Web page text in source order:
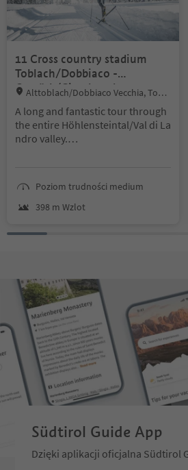
11 Cross country stadium
Toblach/Dobbiaco -
Gemärk/Cimabanche
Location:
Alttoblach/Dobbiaco Vecchia, Tobla
en
A long and fantastic tour through
the entire Höhlensteintal/Val di La
ndro valley.
m. Shortly before the pass, the pr
ovincial border runs between the
provinces of South Tyrol and Bell
Poziom trudności medium
398 m Wzlot
Südtirol Guide App
Dzięki aplikacji oficjalna Südtirol